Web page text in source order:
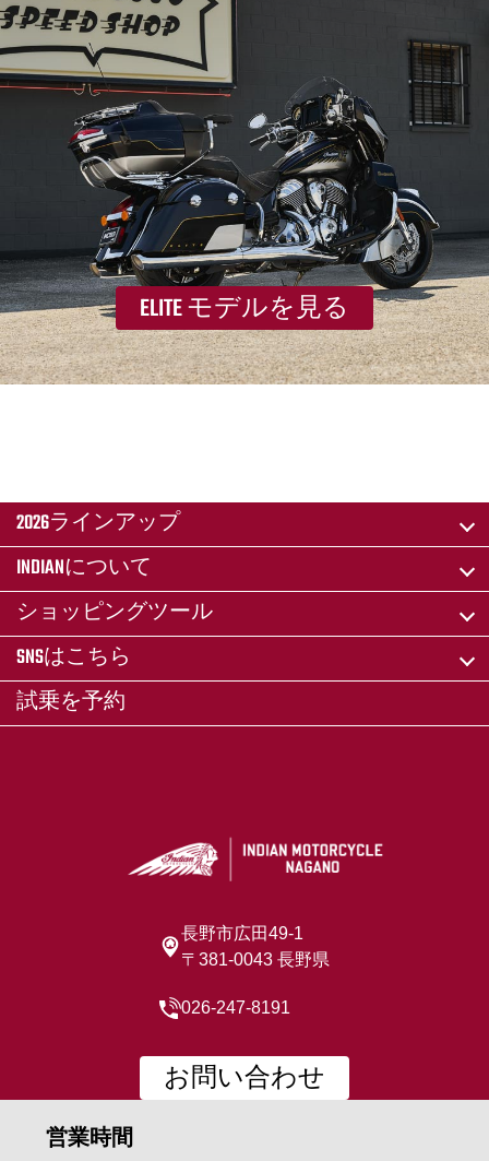
ELITE モデルを見る
2026ラインアップ
INDIANについて
ショッピングツール
SNSはこちら
試乗を予約
長野市広田49-1
〒381-0043 長野県
026-247-8191
お問い合わせ
営業時間